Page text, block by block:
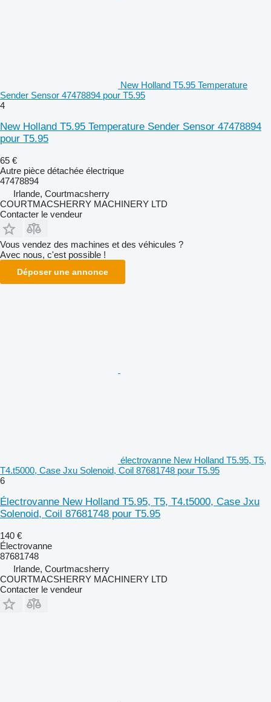
New Holland T5.95 Temperature
Sender Sensor 47478894 pour T5.95
4
New Holland T5.95 Temperature Sender Sensor 47478894
pour T5.95
65 €
Autre pièce détachée électrique
47478894
Irlande, Courtmacsherry
COURTMACSHERRY MACHINERY LTD
Contacter le vendeur
Vous vendez des machines et des véhicules ?
Avec nous, c'est possible !
Déposer une annonce
électrovanne New Holland T5.95, T5,
T4.t5000, Case Jxu Solenoid, Coil 87681748 pour T5.95
6
Électrovanne New Holland T5.95, T5, T4.t5000, Case Jxu
Solenoid, Coil 87681748 pour T5.95
140 €
Électrovanne
87681748
Irlande, Courtmacsherry
COURTMACSHERRY MACHINERY LTD
Contacter le vendeur